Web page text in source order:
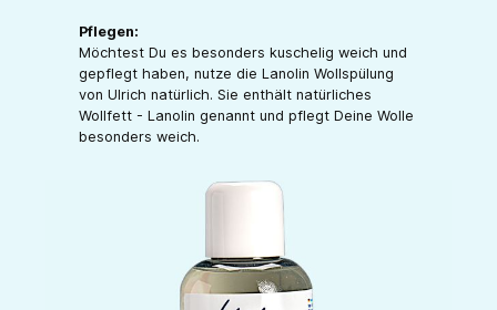
Pflegen:
Möchtest Du es besonders kuschelig weich und
gepflegt haben, nutze die Lanolin Wollspülung
von Ulrich natürlich. Sie enthält natürliches
Wollfett - Lanolin genannt und pflegt Deine Wolle
besonders weich.